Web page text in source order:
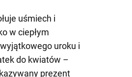
uśmiech i
w ciepłym
uroku i
do kwiatów –
prezent